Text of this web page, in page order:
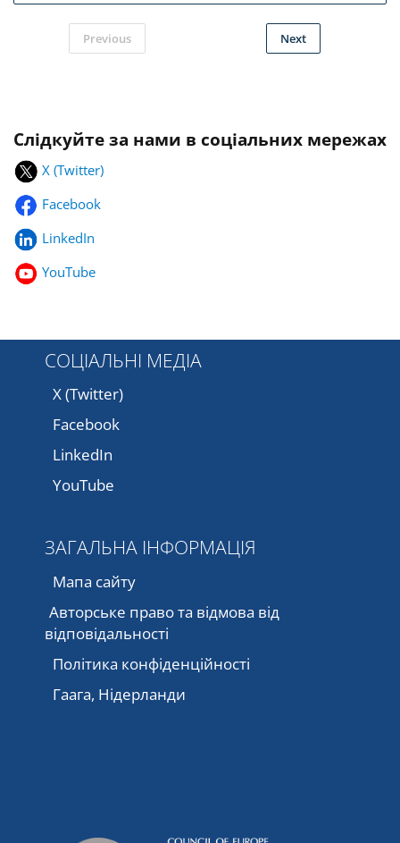
Previous Next
Слідкуйте за нами в соціальних мережах
X (Twitter)
Facebook
LinkedIn
YouTube
СОЦІАЛЬНІ МЕДІА
X (Twitter)
Facebook
LinkedIn
YouTube
ЗАГАЛЬНА ІНФОРМАЦІЯ
Мапа сайту
Авторське право та відмова від
відповідальності
Політика конфіденційності
Гаага, Нідерланди